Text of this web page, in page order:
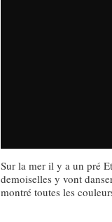
Sur la mer il y a un pré
demoiselles y vont
montré toutes les